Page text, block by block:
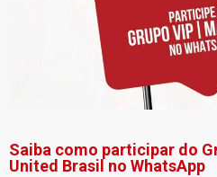
Saiba como participar do
United Brasil no WhatsApp